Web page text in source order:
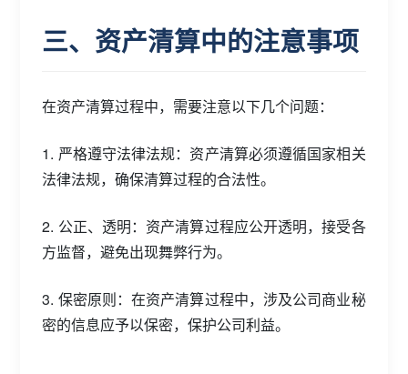
三、资产清算中的注意事项
在资产清算过程中，需要注意以下几个问题：
1. 严格遵守法律法规：资产清算必须遵循国家相关
法律法规，确保清算过程的合法性。
2. 公正、透明：资产清算过程应公开透明，接受各
方监督，避免出现舞弊行为。
3. 保密原则：在资产清算过程中，涉及公司商业秘
密的信息应予以保密，保护公司利益。